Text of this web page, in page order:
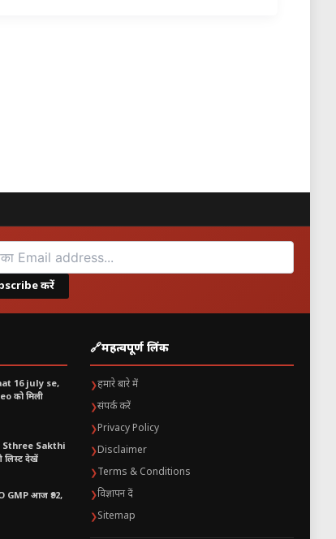
करें
16 july se,
को मिली
Sakthi
लिस्ट देखें
GMP आज ₹92,
🔗महत्वपूर्ण लिंक
❯हमारे बारे में
❯संपर्क करें
❯Privacy Policy
❯Disclaimer
❯Terms & Conditions
❯विज्ञापन दें
❯Sitemap